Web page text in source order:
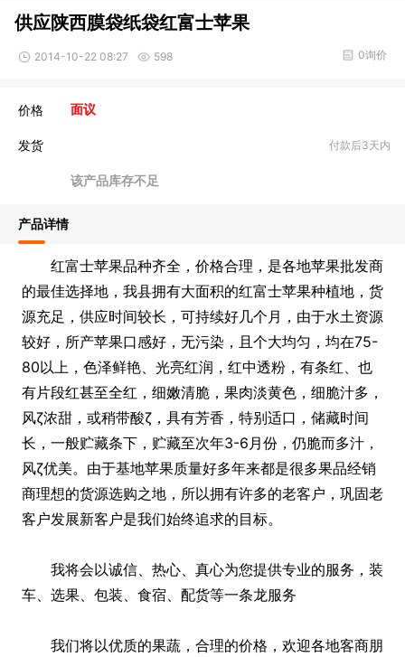
供应陕西膜袋纸袋红富士苹果
2014-10-22 08:27 598 0询价
价格 面议
发货 付款后3天内
该产品库存不足
产品详情
红富士苹果品种齐全，价格合理，是各地苹果批发商
的最佳选择地，我县拥有大面积的红富士苹果种植地，货
源充足，供应时间较长，可持续好几个月，由于水土资源
较好，所产苹果口感好，无污染，且个大均匀，均在75-
80以上，色泽鲜艳、光亮红润，红中透粉，有条红、也
有片段红甚至全红，细嫩清脆，果肉淡黄色，细脆汁多，
风ζ浓甜，或稍带酸ζ，具有芳香，特别适口，储藏时间
长，一般贮藏条下，贮藏至次年3-6月份，仍脆而多汁，
风ζ优美。由于基地苹果质量好多年来都是很多果品经销
商理想的货源选购之地，所以拥有许多的老客户，巩固老
客户发展新客户是我们始终追求的目标。
我将会以诚信、热心、真心为您提供专业的服务，装
车、选果、包装、食宿、配货等一条龙服务
我们将以优质的果蔬，合理的价格，欢迎各地客商朋